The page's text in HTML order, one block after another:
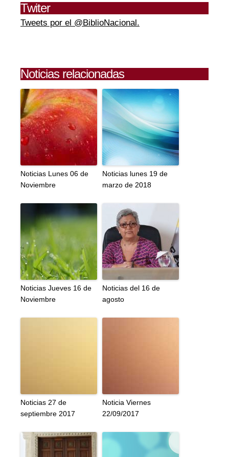
Twiter
Tweets por el @BiblioNacional.
Noticias relacionadas
Noticias Lunes 06 de
Noviembre
Noticias lunes 19 de
marzo de 2018
Noticias Jueves 16 de
Noviembre
Noticias del 16 de
agosto
Noticias 27 de
septiembre 2017
Noticia Viernes
22/09/2017